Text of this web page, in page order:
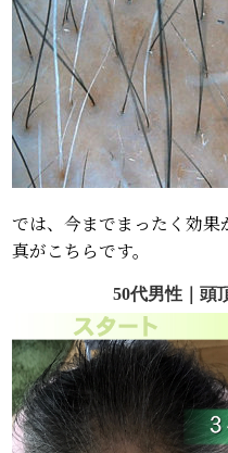
では、今までまったく効
真がこちらです。
50代男性｜頭